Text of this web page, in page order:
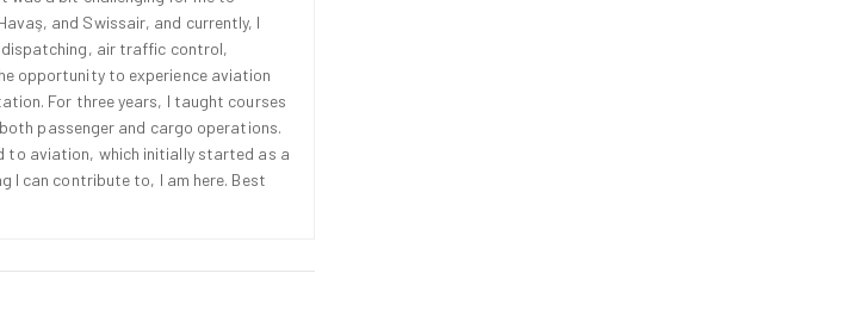
and Swissair, and currently, I
dispatching, air traffic control,
opportunity to experience aviation
For three years, I taught courses
passenger and cargo operations.
to aviation, which initially started as a
I can contribute to, I am here. Best